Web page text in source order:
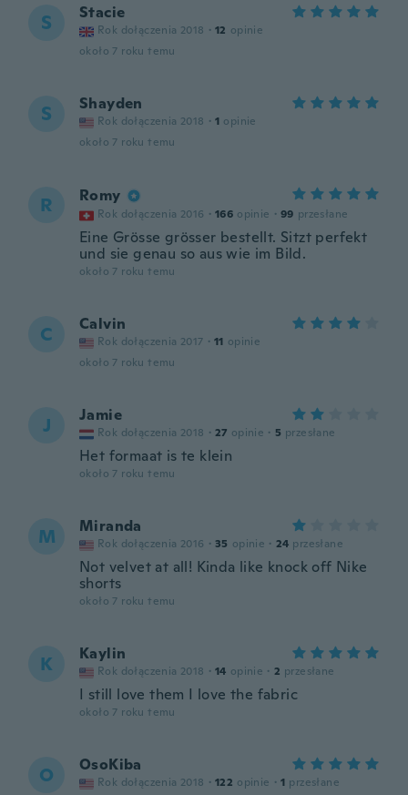
S Stacie
Rok dołączenia 2018 · 12 opinie
około 7 roku temu
S Shayden
Rok dołączenia 2018 · 1 opinie
około 7 roku temu
R Romy
Rok dołączenia 2016 · 166 opinie · 99 przesłane
Eine Grösse grösser bestellt. Sitzt perfekt
und sie genau so aus wie im Bild.
około 7 roku temu
C Calvin
Rok dołączenia 2017 · 11 opinie
około 7 roku temu
J Jamie
Rok dołączenia 2018 · 27 opinie · 5 przesłane
Het formaat is te klein
około 7 roku temu
M Miranda
Rok dołączenia 2016 · 35 opinie · 24 przesłane
Not velvet at all! Kinda like knock off Nike
shorts
około 7 roku temu
K Kaylin
Rok dołączenia 2018 · 14 opinie · 2 przesłane
I still love them I love the fabric
około 7 roku temu
O OsoKiba
Rok dołączenia 2018 · 122 opinie · 1 przesłane